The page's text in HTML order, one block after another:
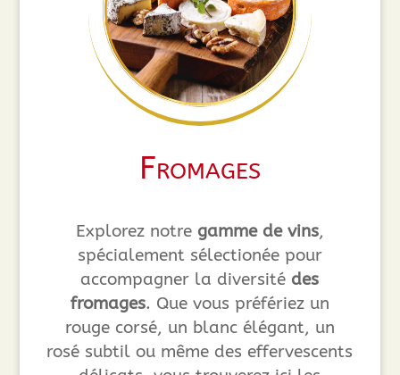
Fromages
Explorez notre gamme de vins,
spécialement sélectionée pour
accompagner la diversité des
fromages. Que vous préfériez un
rouge corsé, un blanc élégant, un
rosé subtil ou même des effervescents